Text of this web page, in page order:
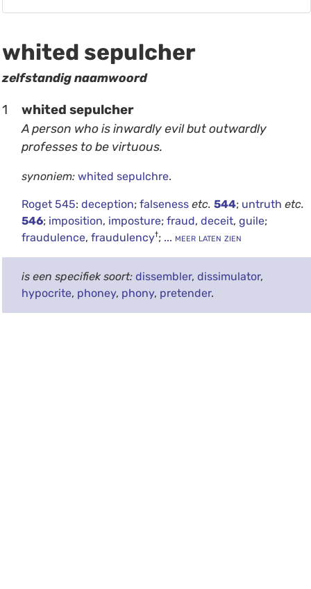
whited sepulcher
zelfstandig naamwoord
1 whited sepulcher
A person who is inwardly evil but outwardly
professes to be virtuous.
synoniem: whited sepulchre.
Roget 545: deception; falseness etc. 544; untruth etc.
546; imposition, imposture; fraud, deceit, guile;
fraudulence, fraudulency†;... meer laten zien
is een specifiek soort: dissembler, dissimulator,
hypocrite, phoney, phony, pretender.